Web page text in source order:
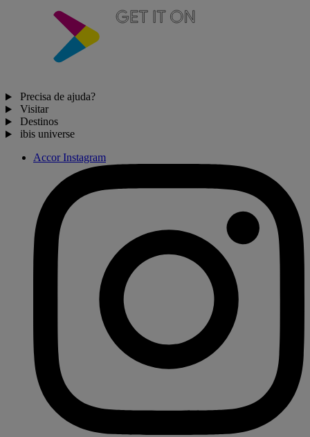
Precisa de ajuda?
Visitar
Destinos
ibis universe
Accor Instagram